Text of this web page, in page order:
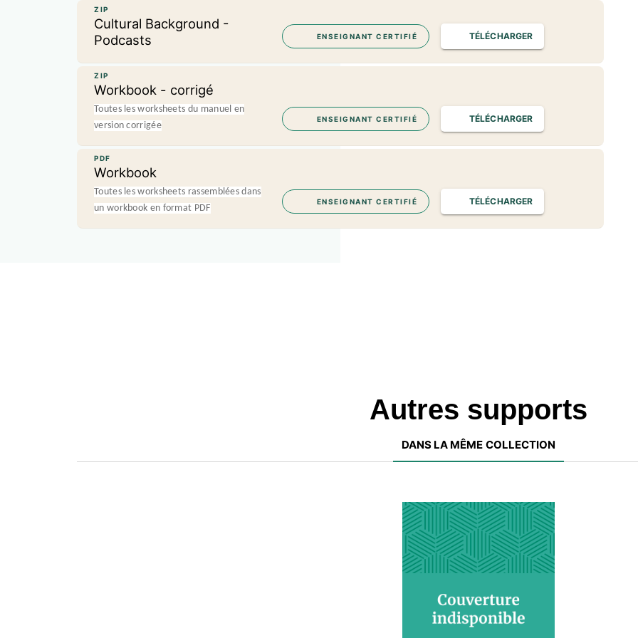
ZIP
Cultural Background -
Podcasts
ENSEIGNANT CERTIFIÉ TÉLÉCHARGER
ZIP
Workbook - corrigé
Toutes les worksheets du manuel en
version corrigée
ENSEIGNANT CERTIFIÉ TÉLÉCHARGER
PDF
Workbook
Toutes les worksheets rassemblées dans
un workbook en format PDF
ENSEIGNANT CERTIFIÉ TÉLÉCHARGER
Autres supports
DANS LA MÊME COLLECTION